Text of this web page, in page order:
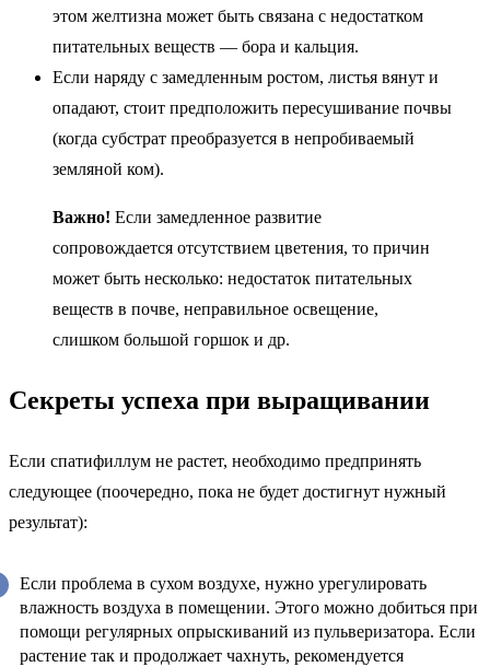
этом желтизна может быть связана с недостатком
питательных веществ — бора и кальция.
Если наряду с замедленным ростом, листья вянут и
опадают, стоит предположить пересушивание почвы
(когда субстрат преобразуется в непробиваемый
земляной ком).
Важно! Если замедленное развитие
сопровождается отсутствием цветения, то причин
может быть несколько: недостаток питательных
веществ в почве, неправильное освещение,
слишком большой горшок и др.
Секреты успеха при выращивании
Если спатифиллум не растет, необходимо предпринять
следующее (поочередно, пока не будет достигнут нужный
результат):
Если проблема в сухом воздухе, нужно урегулировать
влажность воздуха в помещении. Этого можно добиться при
помощи регулярных опрыскиваний из пульверизатора. Если
растение так и продолжает чахнуть, рекомендуется